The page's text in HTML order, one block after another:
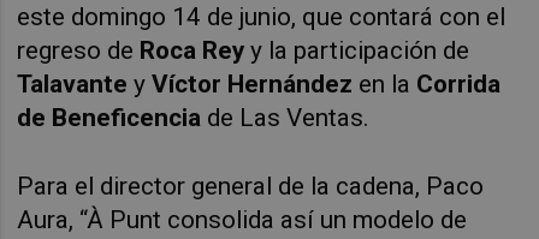
este domingo 14 de junio, que contará con el
regreso de Roca Rey y la participación de
Talavante yVíctor Hernández en la Corrida
de Beneficencia de Las Ventas.
Para el director general de la cadena, Paco
Aura, “À Punt consolida así un modelo de